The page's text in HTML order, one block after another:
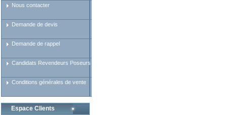
Nous contacter
Demande de devis
Demande de rappel
Candidats Revendeurs Poseurs
Conditions générales de vente
Espace Clients